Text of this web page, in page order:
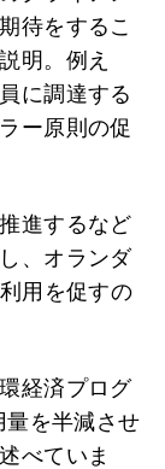
待をするこ
明。例え
に調達する
ー原則の促
進するなど
、オランダ
用を促すの
経済プログ
を半減させ
べていま